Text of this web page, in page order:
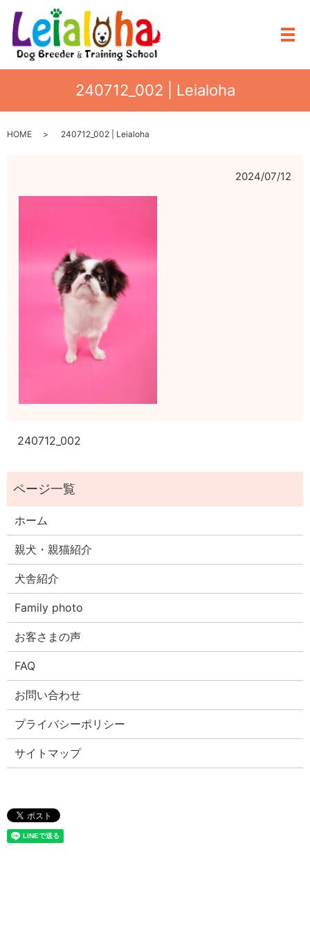
メ
240712_002 | Leialoha
HOME 240712_002 | Leialoha
2024/07/12
240712_002
ホーム
親犬・親猫紹介
犬舎紹介
Family photo
お客さまの声
FAQ
お問い合わせ
プライバシーポリシー
サイトマップ